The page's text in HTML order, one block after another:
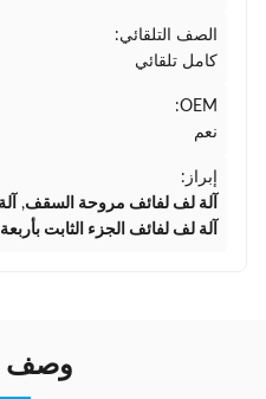
الصف التلقائي:
كامل تلقائي
OEM:
نعم
إبراز:
آلة لف لفائف مروحة السقف,
آلة لف لفائف الجزء الثابت
وصف